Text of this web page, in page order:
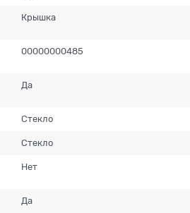
Крышка
00000000485
Да
Стекло
Стекло
Нет
Да